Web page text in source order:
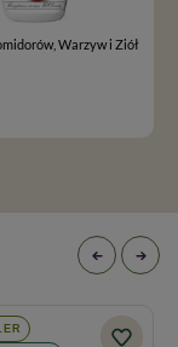
Warzyw i Ziół